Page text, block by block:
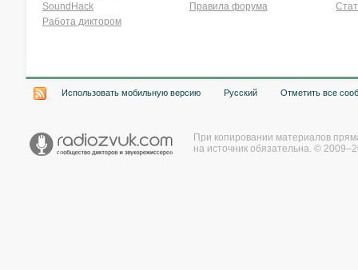
SoundHack
Работа диктором
Правила форума
Использовать мобильную версию Русский Отметить все
При копировании материалов
на источник обязательна. ©